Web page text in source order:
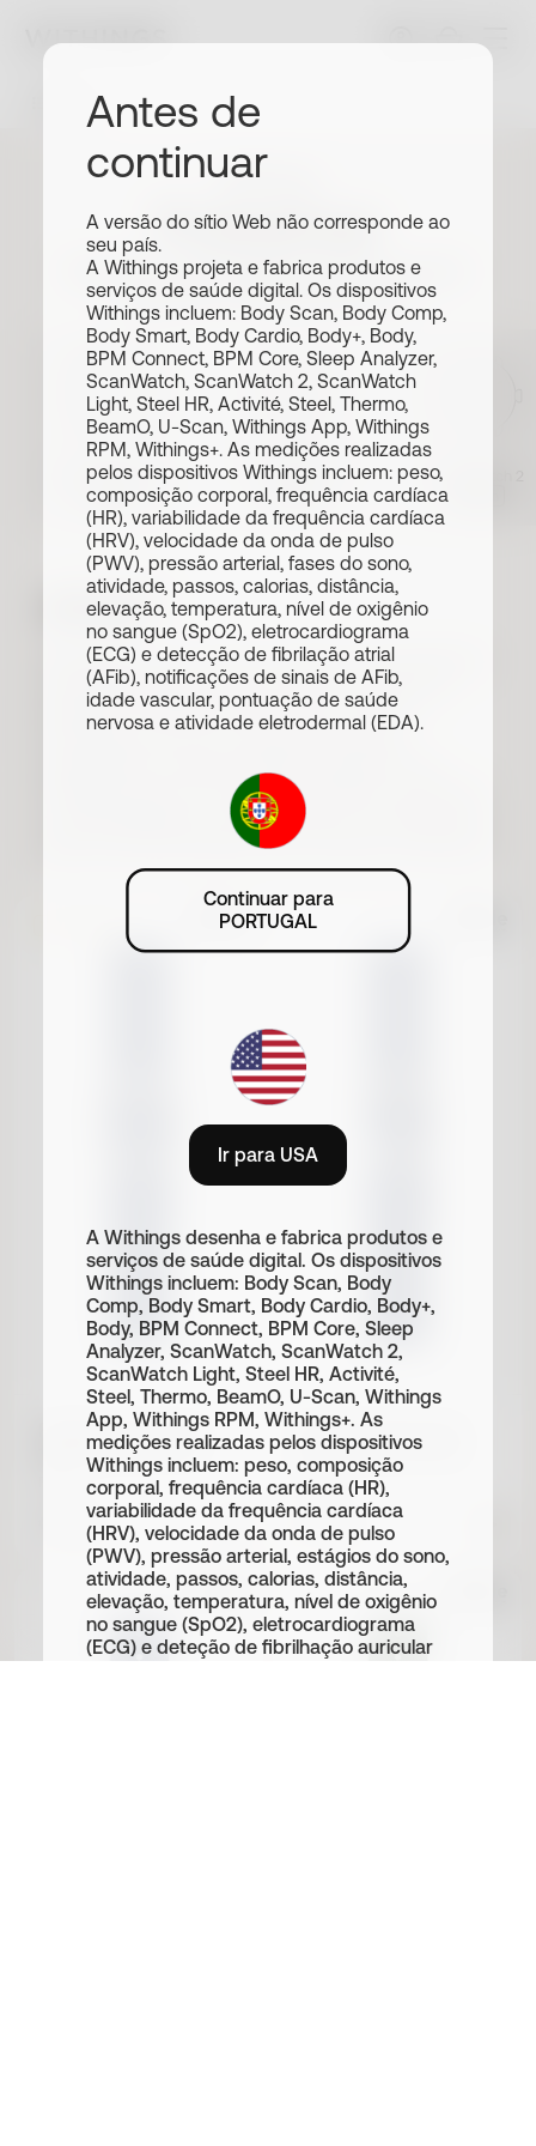
Antes de
continuar
A versão do sítio Web não corresponde ao
seu país.
A Withings projeta e fabrica produtos e
serviços de saúde digital. Os dispositivos
Withings incluem: Body Scan, Body Comp,
Body Smart, Body Cardio, Body+, Body,
BPM Connect, BPM Core, Sleep Analyzer,
ScanWatch, ScanWatch 2, ScanWatch
Light, Steel HR, Activité, Steel, Thermo,
BeamO, U-Scan, Withings App, Withings
RPM, Withings+. As medições realizadas
pelos dispositivos Withings incluem: peso,
composição corporal, frequência cardíaca
(HR), variabilidade da frequência cardíaca
(HRV), velocidade da onda de pulso
(PWV), pressão arterial, fases do sono,
atividade, passos, calorias, distância,
elevação, temperatura, nível de oxigênio
no sangue (SpO2), eletrocardiograma
(ECG) e detecção de fibrilação atrial
(AFib), notificações de sinais de AFib,
idade vascular, pontuação de saúde
nervosa e atividade eletrodermal (EDA).
Continuar para
PORTUGAL
Ir para USA
A Withings desenha e fabrica produtos e
serviços de saúde digital. Os dispositivos
Withings incluem: Body Scan, Body
Comp, Body Smart, Body Cardio, Body+,
Body, BPM Connect, BPM Core, Sleep
Analyzer, ScanWatch, ScanWatch 2,
ScanWatch Light, Steel HR, Activité,
Steel, Thermo, BeamO, U-Scan, Withings
App, Withings RPM, Withings+. As
medições realizadas pelos dispositivos
Withings incluem: peso, composição
corporal, frequência cardíaca (HR),
variabilidade da frequência cardíaca
(HRV), velocidade da onda de pulso
(PWV), pressão arterial, estágios do sono,
atividade, passos, calorias, distância,
elevação, temperatura, nível de oxigênio
no sangue (SpO2), eletrocardiograma
(ECG) e deteção de fibrilhação auricular
Filtros
Tamanho
Todos 18mm 20mm
Prata Ouro Rosa Cinza Ardósia
Materiais
Todos #tide® Metal Couro Esporte Premium
P.E.T Reciclado
Todos Azul Ouro Rosa Verde
Prata e Ouro Prata Cinza Borgonha
Marrom Pêssego Cinza Ardósia
Withings
Pulseiras
Escolha o seu relógio para encontrar
pulseiras correspondentes
ScanWatch Nova
42mm
ScanWatch Nova
Brilliant
39mm
ScanWatch 2
#tide®
Mergulhe na nossa coleção de pulseiras
de substituição Tide Ocean, feitas de
plástico coletado perto da costa e
reciclado em um material de alta
relógio não só oferecem estilo, conforto
e durabilidade, mas também contribuem
para a preservação dos nossos oceanos.
Pulseira Tide Ocean
18mm Azul & Prata
€ 39.95
Pulseira Tide Ocean
20mm Azul & Prata
Fivela
€ 39.95